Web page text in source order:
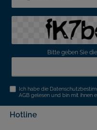
Bitte geben Sie
Ich habe die
AGB gelesen und bin mit ihnen
Hotline